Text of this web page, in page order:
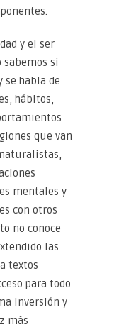
y el ser
si
se habla de
hábitos,
que van
mentales y
con otros
no conoce
las
textos
para todo
inversión y
más